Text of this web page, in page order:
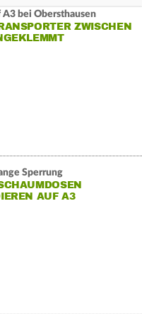
A3 bei Obersthausen
ZWISCHEN
Sperrung
AUF A3